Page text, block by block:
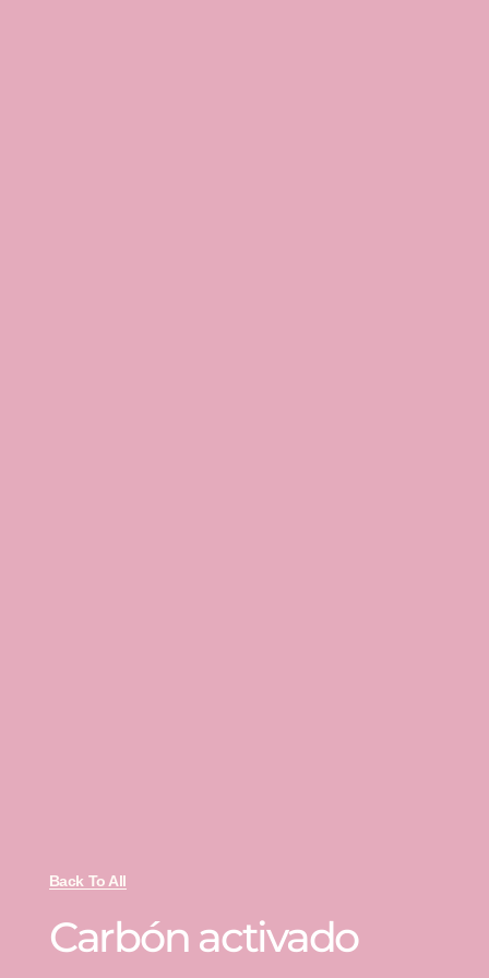
Back To All
Carbón activado